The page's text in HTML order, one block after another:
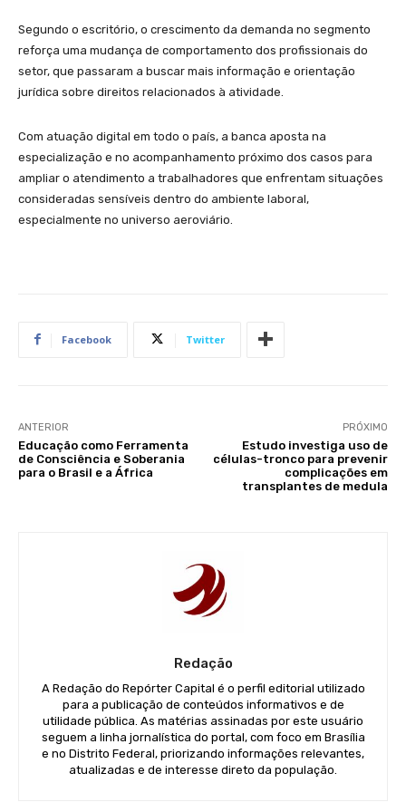
Segundo o escritório, o crescimento da demanda no segmento
reforça uma mudança de comportamento dos profissionais do
setor, que passaram a buscar mais informação e orientação
jurídica sobre direitos relacionados à atividade.
Com atuação digital em todo o país, a banca aposta na
especialização e no acompanhamento próximo dos casos para
ampliar o atendimento a trabalhadores que enfrentam situações
consideradas sensíveis dentro do ambiente laboral,
especialmente no universo aeroviário.
Facebook Twitter
ANTERIOR
Educação como Ferramenta
de Consciência e Soberania
para o Brasil e a África
PRÓXIMO
Estudo investiga uso de
células-tronco para prevenir
complicações em
transplantes de medula
Redação
A Redação do Repórter Capital é o perfil editorial utilizado
para a publicação de conteúdos informativos e de
utilidade pública. As matérias assinadas por este usuário
seguem a linha jornalística do portal, com foco em Brasília
e no Distrito Federal, priorizando informações relevantes,
atualizadas e de interesse direto da população.